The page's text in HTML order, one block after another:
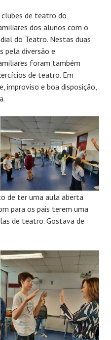
de teatro do
dos alunos com o
do Teatro. Nestas duas
pela diversão e
foram também
de teatro. Em
improviso e boa disposição,
de ter uma aula aberta
para os pais terem uma
de teatro. Gostava de